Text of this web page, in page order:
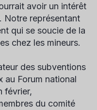
avoir un intérêt
Notre représentant
qui se soucie de la
chez les mineurs.
des subventions
au Forum national
février,
du comité